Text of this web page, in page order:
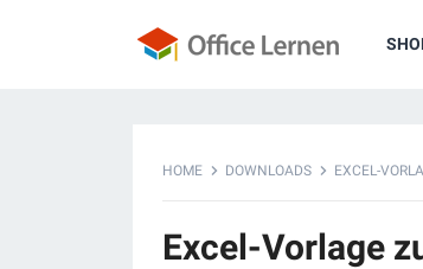
HOME DOWNLOADS EXCEL-
Excel-Vorlage